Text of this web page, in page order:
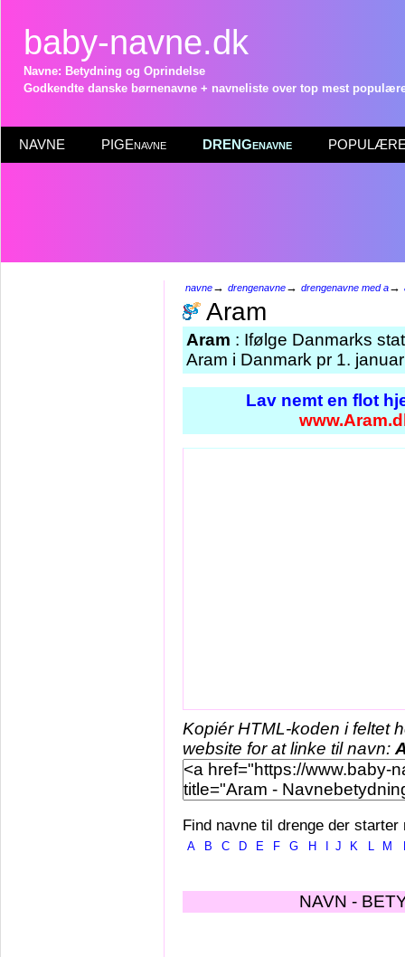
baby-navne.dk
Navne: Betydning og Oprindelse
Godkendte danske børnenavne + navneliste over top mest
NAVNE PIGEnavne DRENGenavne POPULÆRE
navne→ drengenavne→ drengenavne med a→
Aram
Aram : Ifølge Danmarks
Aram i Danmark pr 1.
Lav nemt en flot
Kopiér HTML-koden i feltet
website for at linke til navn:
Find navne til drenge der starter
A B C D E F G H J K L M
NAVN -